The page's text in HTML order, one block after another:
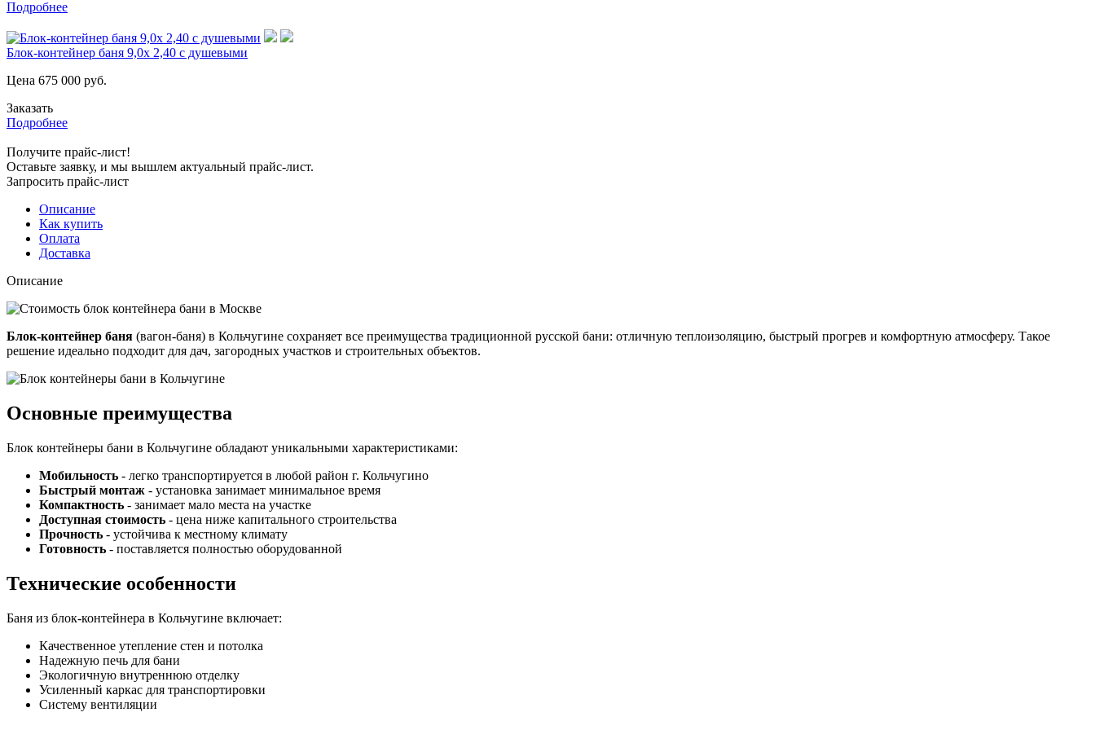
Подробнее
Блок-контейнер баня 9,0х 2,40 с душевыми
Цена 675 000 руб.
Заказать
Подробнее
Получите прайс-лист!
Оставьте заявку, и мы вышлем актуальный прайс-лист.
Запросить прайс-лист
Описание
Как купить
Оплата
Доставка
Описание
Блок-контейнер баня (вагон-баня) в Кольчугине сохраняет все преимущества традиционной русской бани: отличную теплоизоляцию, быстрый прогрев и комфортную атмосферу. Такое
решение идеально подходит для дач, загородных участков и строительных объектов.
Основные преимущества
Блок контейнеры бани в Кольчугине обладают уникальными характеристиками:
Мобильность - легко транспортируется в любой район г. Кольчугино
Быстрый монтаж - установка занимает минимальное время
Компактность - занимает мало места на участке
Доступная стоимость - цена ниже капитального строительства
Прочность - устойчива к местному климату
Готовность - поставляется полностью оборудованной
Технические особенности
Баня из блок-контейнера в Кольчугине включает:
Качественное утепление стен и потолка
Надежную печь для бани
Экологичную внутреннюю отделку
Усиленный каркас для транспортировки
Систему вентиляции